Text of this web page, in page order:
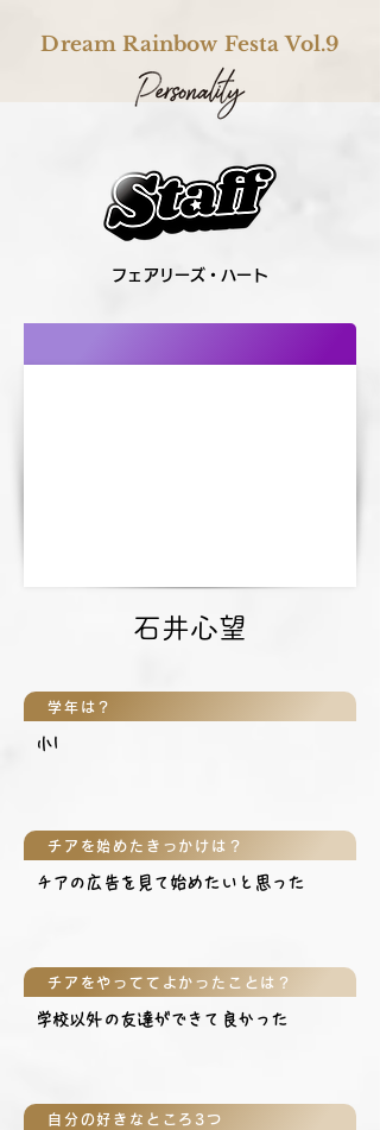
Dream Rainbow Festa Vol.9
フェアリーズ・ハート
石井心望
学年は？
小1
チアを始めたきっかけは？
チアの広告を見て始めたいと思った
チアをやっててよかったことは？
学校以外の友達ができて良かった
自分の好きなところ3つ